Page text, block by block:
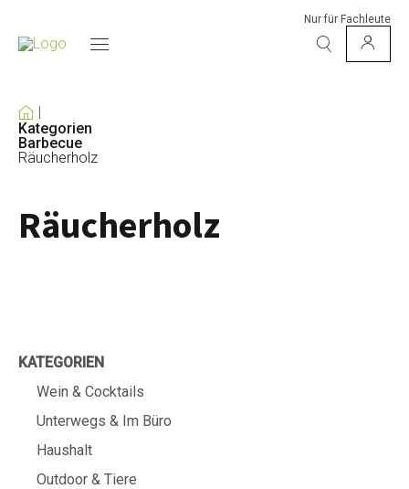
Nur für Fachleute
Kategorien
Barbecue
Räucherholz
Räucherholz
KATEGORIEN
Wein & Cocktails
Unterwegs & Im Büro
Haushalt
Outdoor & Tiere